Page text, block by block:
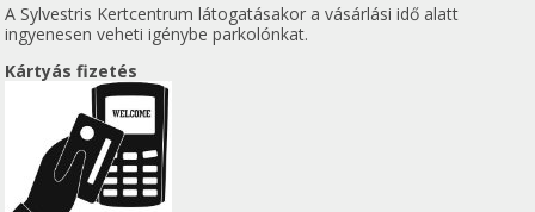
A Sylvestris Kertcentrum látogatásakor a vásárlási idő alatt
ingyenesen veheti igénybe parkolónkat.
Kártyás fizetés